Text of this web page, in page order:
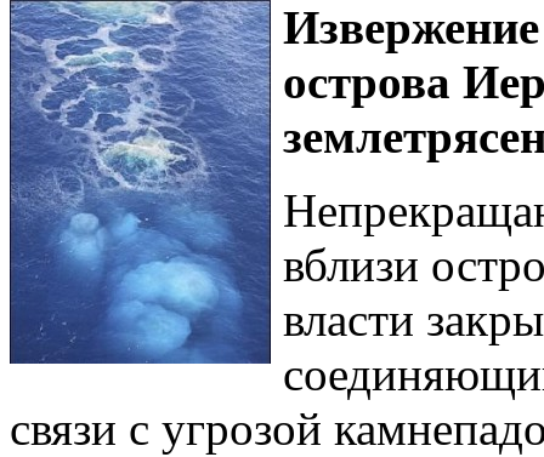
острова
вблизи
власти
связи с угрозой